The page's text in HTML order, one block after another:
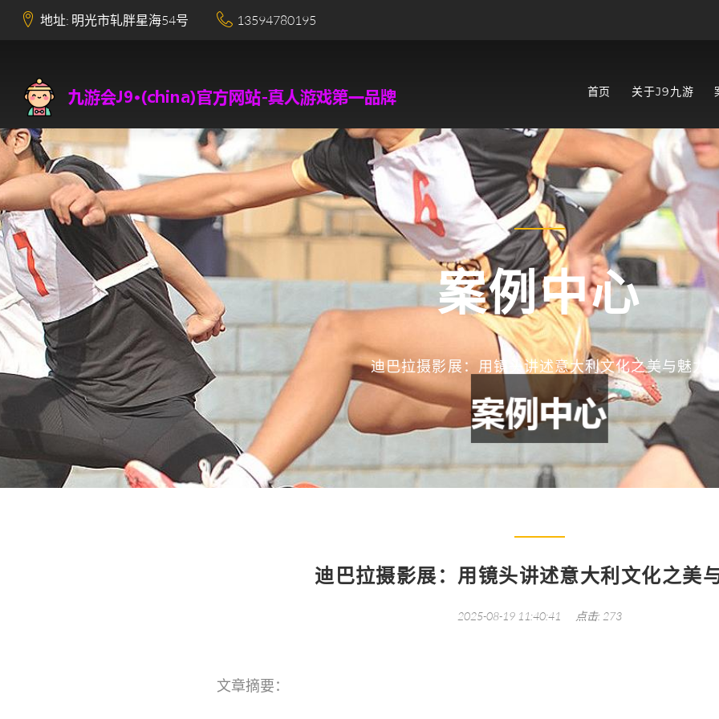
地址: 明光市轧胖星海54号 13594780195
首页 关于J9九游
案例中心
迪巴拉摄影展：用镜头讲述意大利文化之美与魅力
迪巴拉摄影展：用镜头讲述意大利文化之美
2025-08-19 11:40:41 点击: 273
文章摘要：